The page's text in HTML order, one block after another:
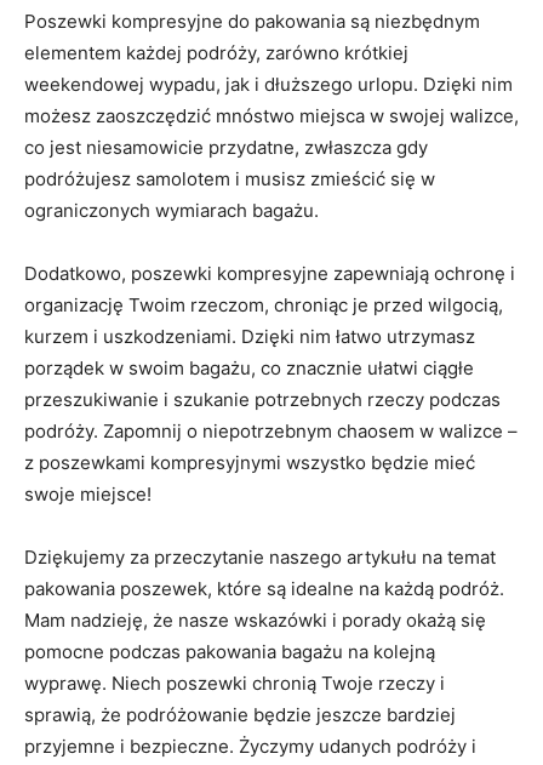
Poszewki kompresyjne do pakowania są niezbędnym‌
elementem‌ każdej podróży, zarówno ‌krótkiej
weekendowej wypadu, jak i dłuższego urlopu. Dzięki nim
możesz zaoszczędzić mnóstwo miejsca w swojej walizce,
co⁣ jest niesamowicie przydatne, zwłaszcza gdy
podróżujesz samolotem i musisz zmieścić się w
ograniczonych wymiarach bagażu.
Dodatkowo, poszewki kompresyjne zapewniają ⁤ochronę i‌
organizację Twoim rzeczom, chroniąc je‌ przed wilgocią,
kurzem i uszkodzeniami. Dzięki nim łatwo utrzymasz
porządek​ w‌ swoim⁢ bagażu, co znacznie ułatwi ciągłe
przeszukiwanie i szukanie potrzebnych rzeczy podczas
podróży. Zapomnij o niepotrzebnym​ chaosem⁤ w walizce –
z poszewkami kompresyjnymi wszystko będzie ⁣mieć
swoje miejsce!
Dziękujemy za przeczytanie naszego artykułu⁢ na temat
pakowania poszewek, które są idealne na każdą podróż.
Mam nadzieję,​ że nasze wskazówki ‍i porady ‍okażą się
pomocne podczas pakowania bagażu na kolejną
wyprawę. Niech poszewki chronią Twoje ⁤rzeczy i
sprawią, że podróżowanie będzie jeszcze bardziej
przyjemne i bezpieczne. Życzymy udanych podróży i